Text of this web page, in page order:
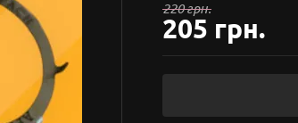
220 грн.
205 грн.